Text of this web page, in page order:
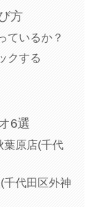
方
ているか？
クする
6選
葉原店(千代
千代田区外神